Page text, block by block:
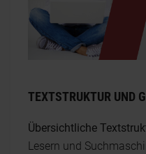
TEXTSTRUKTUR UND
Übersichtliche
Lesern und